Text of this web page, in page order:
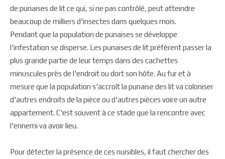
de punaises de lit ce qui, si ne pas contrôlé, peut atteindre
beaucoup de milliers d'insectes dans quelques mois.
Pendant que la population de punaises se développe
l'infestation se disperse. Les punaises de lit préfèrent passer la
plus grande partie de leur temps dans des cachettes
minuscules près de l'endroit ou dort son hôte. Au fur et à
mesure que la population s'accroît la punaise des lit va coloniser
d'autres endroits de la pièce ou d'autres pièces voire un autre
appartement. C'est souvent à ce stade que la rencontre avec
l'ennemi va avoir lieu.
Pour détecter la présence de ces nuisibles, il faut chercher des